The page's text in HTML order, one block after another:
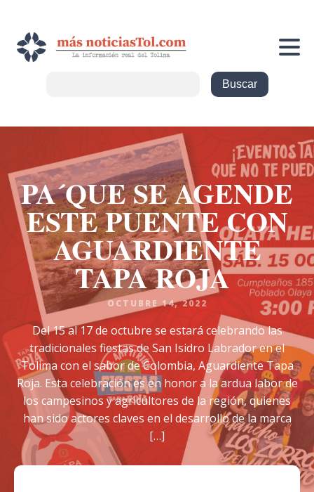
PA´QUE SE AGENDE
ESTE PUENTE CON
AGUARDIENTE
TAPA ROJA
OCTUBRE 14, 2022
Del 15 al 17 de octubre se estará celebrando las
tradicionales fiestas de San Isidro Labrador en el
Tolima con el sabor de Colombia, Aguardiente Tapa
Roja. Esta celebración es en honor a la ardua labor de
los campesinos y agricultores de la región, quienes
han sido actores claves en el desarrollo de la marca
[…]